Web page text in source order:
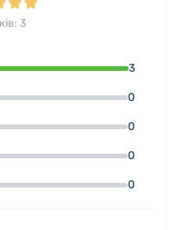
3
3
0
0
0
0